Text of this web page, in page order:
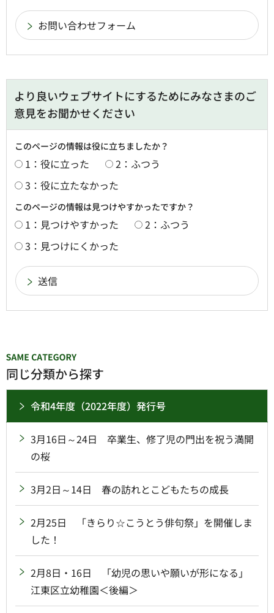
より良いウェブサイトにするためにみなさまのご
意見をお聞かせください
このページの情報は役に立ちましたか？
1：役に立った
2：ふつう
3：役に立たなかった
このページの情報は見つけやすかったですか？
1：見つけやすかった
2：ふつう
3：見つけにくかった
同じ分類から探す
令和4年度（2022年度）発行号
3月16日～24日 卒業生、修了児の門出を祝う満開
の桜
3月2日～14日 春の訪れとこどもたちの成長
2月25日 「きらり☆こうとう俳句祭」を開催しま
した！
2月8日・16日 「幼児の思いや願いが形になる」
江東区立幼稚園＜後編＞